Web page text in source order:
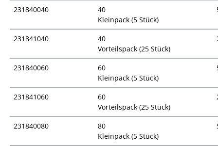
231840040
40
Kleinpack (5 Stück)
231841040
40
Vorteilspack (25 Stück)
231840060
60
Kleinpack (5 Stück)
231841060
60
Vorteilspack (25 Stück)
231840080
80
Kleinpack (5 Stück)